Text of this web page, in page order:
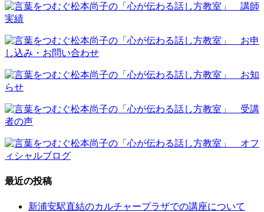
最近の投稿
新浦安駅直結のカルチャープラザでの講座について